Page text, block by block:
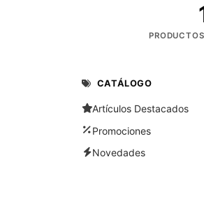
CATÁLOGO
Artículos Destacados
Promociones
Novedades